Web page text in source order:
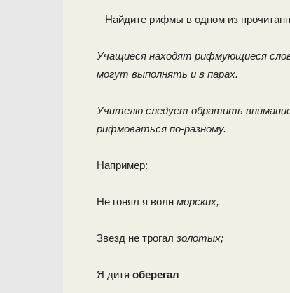
– Найдите рифмы в одном из
Учащиеся находят рифмующиеся
могут выполнять и в парах.
Учителю следует обратить
рифмоваться по-разному.
Например:
Не гонял я волн морских,
Звезд не трогал золотых;
Я дитя оберегал